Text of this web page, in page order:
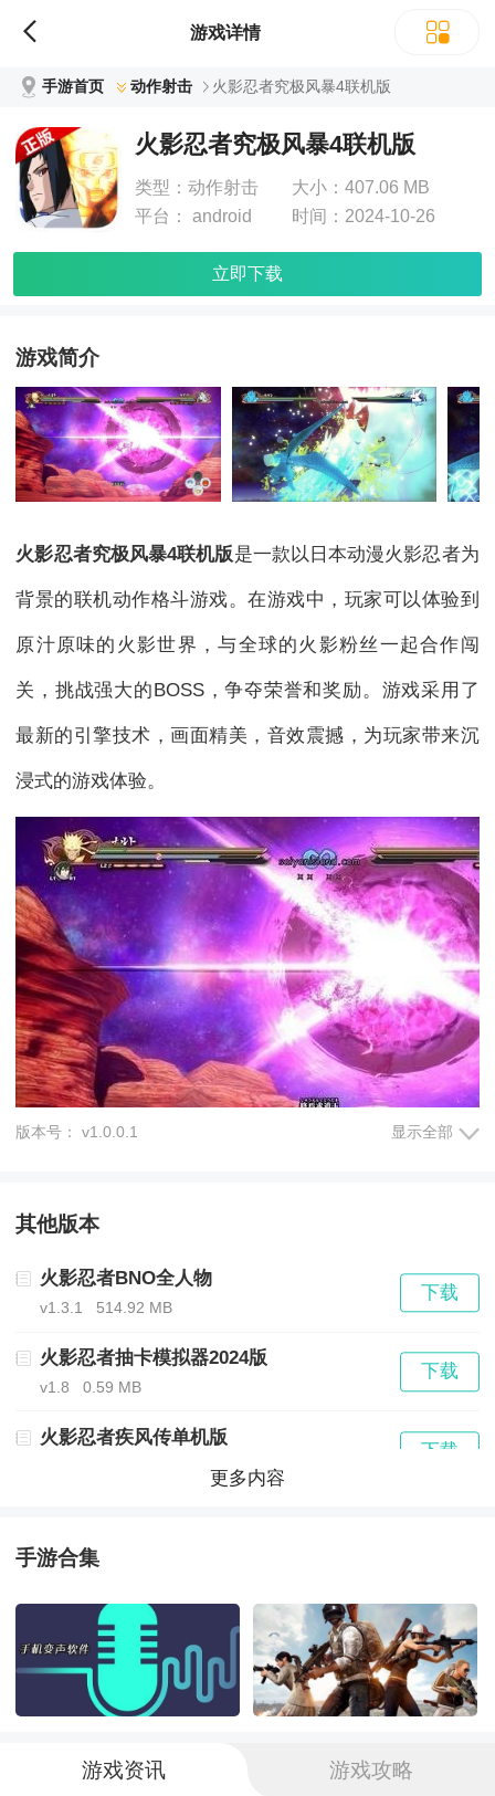
游戏详情
手游首页 动作射击 火影忍者究极风暴4联机版
火影忍者究极风暴4联机版
类型： 动作射击 大小：407.06 MB
平台：
android 时间： 2024-10-26
立即下载
游戏简介
火影忍者究极风暴4联机版是一款以日本动漫火影忍者为
背景的联机动作格斗游戏。在游戏中，玩家可以体验到
原汁原味的火影世界，与全球的火影粉丝一起合作闯
关，挑战强大的BOSS，争夺荣誉和奖励。游戏采用了
最新的引擎技术，画面精美，音效震撼，为玩家带来沉
浸式的游戏体验。
游戏详细介绍：
玩法：玩家可以选择扮演不同的火影角色，通过操控角
游戏中有多种关卡和任务，每个关卡都有不同的难度和
挑战，需要玩家灵活运用角色技能和战术来战胜敌人。
玩家还可以与全球的玩家进行联机对战，共同闯关，争
有自己独特的技能和战斗风格。玩家可以根据自己的喜
好和能力选择合适的角色进行游戏。
提升角色的等级和装备。升级后，角色的攻击力和技能
版本号： v1.0.0.1 显示全部
其他版本
火影忍者BNO全人物
v1.3.1 514.92 MB
下载
火影忍者抽卡模拟器2024版
v1.8 0.59 MB
下载
火影忍者疾风传单机版
下载
v2.3.0 安卓版
v1.0.5 安卓版 217.50 MB
下载
火影忍者疾风传手游腾讯版
v1.38.20.6 安卓版 1.70 MB
下载
0.59 MB
更多内容
手游合集
游戏资讯 游戏攻略